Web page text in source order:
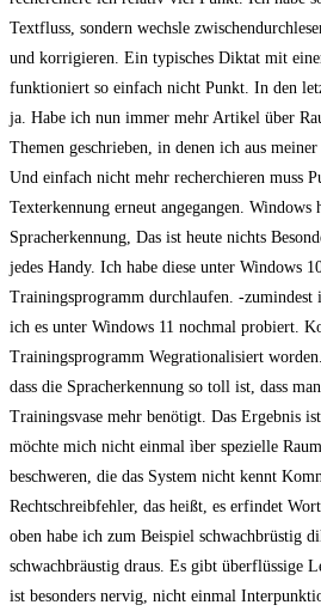
Textfluss, sondern wechsle
und korrigieren. Ein typisches Diktat mit
funktioniert so einfach nicht Punkt. In den
ja. Habe ich nun immer mehr Artikel über
Themen geschrieben, in denen ich aus
Und einfach nicht mehr recherchieren muss
Texterkennung erneut angegangen. Windows
Spracherkennung, Das ist heute nichts
jedes Handy. Ich habe diese unter Windows
Trainingsprogramm durchlaufen. -zumindest
ich es unter Windows 11 nochmal probiert.
Trainingsprogramm Wegrationalisiert
dass die Spracherkennung so toll ist, dass
Trainingsvase mehr benötigt. Das Ergebnis
möchte mich nicht einmal ìber spezielle
beschweren, die das System nicht kennt
Rechtschreibfehler, das heißt, es erfindet
oben habe ich zum Beispiel schwachbrüstig
schwachbräustig draus. Es gibt überflüssige
ist besonders nervig, nicht einmal